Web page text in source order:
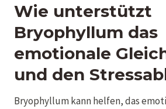
Wie unterstützt
Bryophyllum das
emotionale
und den
Bryophyllum kann helfen, das